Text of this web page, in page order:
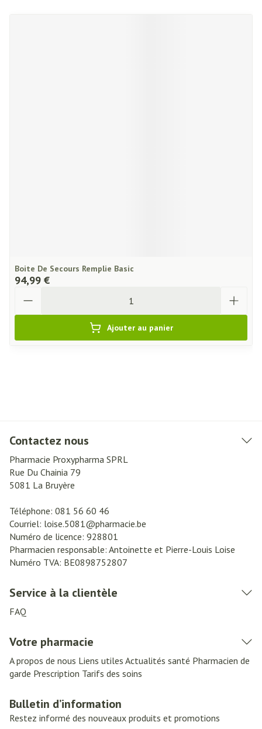
Boite De Secours Remplie Basic
94,99 €
Ajouter au panier
Contactez nous
Pharmacie Proxypharma SPRL
Rue Du Chainia 79
5081 La Bruyère
Téléphone: 081 56 60 46
Courriel: loise.5081@pharmacie.be
Numéro de licence: 928801
Pharmacien responsable: Antoinette et Pierre-Louis Loise
Numéro TVA: BE0898752807
Service à la clientèle
FAQ
Votre pharmacie
A propos de nous Liens utiles Actualités santé Pharmacien de
garde Prescription Tarifs des soins
Bulletin d’information
Restez informé des nouveaux produits et promotions